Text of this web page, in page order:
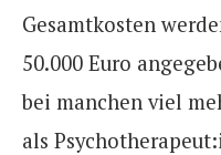
Gesamtkosten
50.000 Euro
bei manchen viel
als